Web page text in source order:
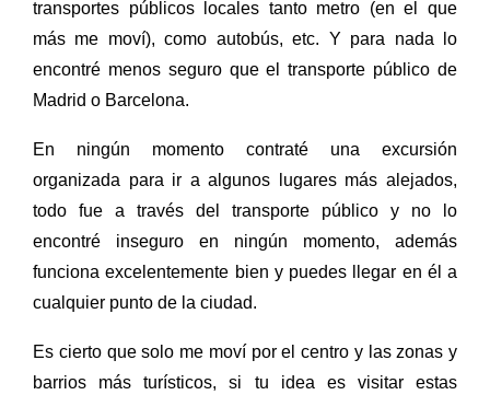
transportes públicos locales tanto metro (en el que
más me moví), como autobús, etc. Y para nada lo
encontré menos seguro que el transporte público de
Madrid o Barcelona.
En ningún momento contraté una excursión
organizada para ir a algunos lugares más alejados,
todo fue a través del transporte público y no lo
encontré inseguro en ningún momento, además
funciona excelentemente bien y puedes llegar en él a
cualquier punto de la ciudad.
Es cierto que solo me moví por el centro y las zonas y
barrios más turísticos, si tu idea es visitar estas